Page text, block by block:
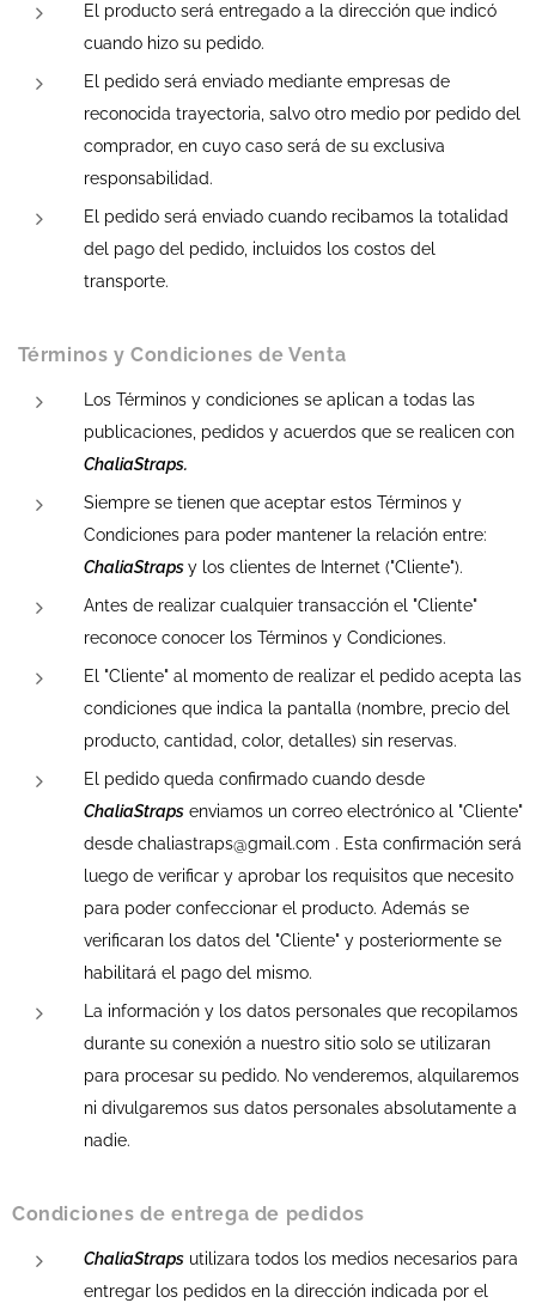
El producto será entregado a la dirección que indicó
cuando hizo su pedido.
El pedido será enviado mediante empresas de
reconocida trayectoria, salvo otro medio por pedido del
comprador, en cuyo caso será de su exclusiva
responsabilidad.
El pedido será enviado cuando recibamos la totalidad
del pago del pedido, incluidos los costos del
transporte.
Términos y Condiciones de Venta
Los Términos y condiciones se aplican a todas las
publicaciones, pedidos y acuerdos que se realicen con
ChaliaStraps.
Siempre se tienen que aceptar estos Términos y
Condiciones para poder mantener la relación entre:
ChaliaStrapsy los clientes de Internet ("Cliente").
Antes de realizar cualquier transacción el "Cliente"
reconoce conocer los Términos y Condiciones.
El "Cliente" al momento de realizar el pedido acepta las
condiciones que indica la pantalla (nombre, precio del
producto, cantidad, color, detalles) sin reservas.
El pedido queda confirmado cuando desde
ChaliaStraps enviamos un correo electrónico al "Cliente"
desde chaliastraps@gmail.com . Esta confirmación será
luego de verificar y aprobar los requisitos que necesito
para poder confeccionar el producto. Además se
verificaran los datos del "Cliente" y posteriormente se
habilitará el pago del mismo.
La información y los datos personales que recopilamos
durante su conexión a nuestro sitio solo se utilizaran
para procesar su pedido. No venderemos, alquilaremos
ni divulgaremos sus datos personales absolutamente a
nadie.
Condiciones de entrega de pedidos
ChaliaStraps utilizara todos los medios necesarios para
entregar los pedidos en la dirección indicada por el